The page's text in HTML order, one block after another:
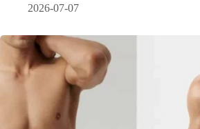
2026-07-07